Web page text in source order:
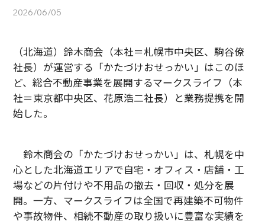
2026/06/05
（北海道）鈴木商会（本社＝札幌市中央区、駒谷僚
社長）が運営する「かたづけおせっかい」はこのほ
ど、総合不動産事業を展開するマークスライフ（本
社＝東京都中央区、花原浩二社長）と業務提携を開
始した。
鈴木商会の「かたづけおせっかい」は、札幌を中
心とした北海道エリアで自宅・オフィス・店舗・工
場などの片付けや不用品の撤去・回収・処分を展
開。一方、マークスライフは全国で再建築不可物件
や事故物件、相続不動産の取り扱いに豊富な実績を